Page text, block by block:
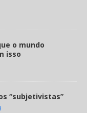
o mundo
isso
“subjetivistas”